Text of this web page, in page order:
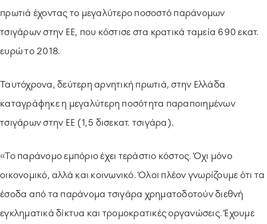
πρωτιά έχοντας το μεγαλύτερο ποσοστό παράνομων
τσιγάρων στην ΕΕ, που κόστισε στα κρατικά ταμεία 690 εκατ.
ευρώ το 2018.
Ταυτόχρονα, δεύτερη αρνητική πρωτιά, στην Ελλάδα
καταγράφηκε η μεγαλύτερη ποσότητα παραποιημένων
τσιγάρων στην ΕΕ (1,5 δισεκατ. τσιγάρα).
«Το παράνομο εμπόριο έχει τεράστιο κόστος. Όχι μόνο
οικονομικό, αλλά και κοινωνικό. Όλοι πλέον γνωρίζουμε ότι τα
έσοδα από τα παράνομα τσιγάρα χρηματοδοτούν διεθνή
εγκληματικά δίκτυα και τρομοκρατικές οργανώσεις. Έχουμε